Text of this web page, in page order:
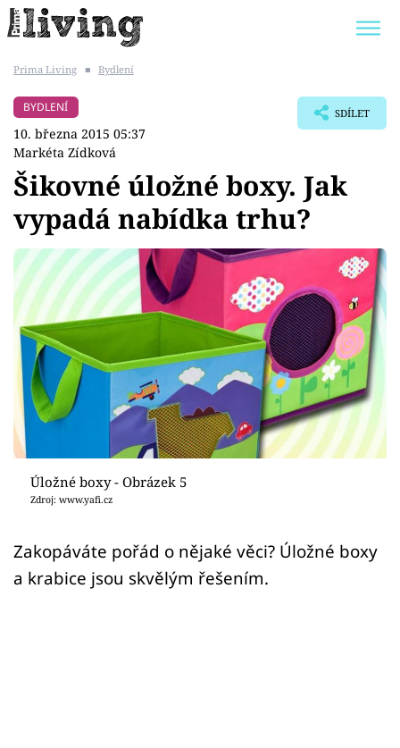
BYDLENÍ SLAVNÝCH
Témata
Bydlení
Zahrada
Design
Sledujte prima+
Přihlášení
Prima Living ■ Bydlení
BYDLENÍ
10. března 2015 05:37
Markéta Zídková
SDÍLET
Šikovné úložné boxy. Jak
vypadá nabídka trhu?
Úložné boxy - Obrázek 5
Zdroj: www.yafi.cz
Zakopáváte pořád o nějaké věci? Úložné boxy
a krabice jsou skvělým řešením.